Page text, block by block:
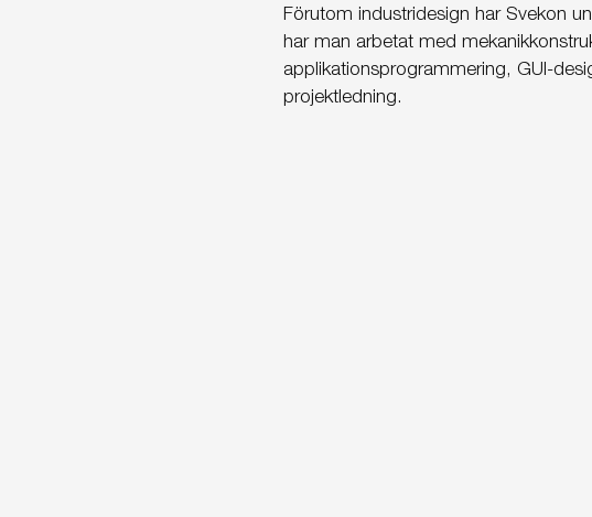
Förutom industridesign har Svekon
har man arbetat med
applikationsprogrammering, GUI-
projektledning.